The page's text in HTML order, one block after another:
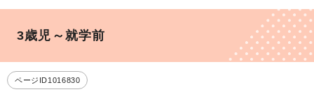
3歳児～就学前
ページID1016830